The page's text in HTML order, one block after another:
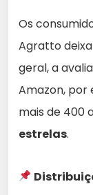
Os
Agratto
geral, a
Amazon, por
mais de 400
estrelas.